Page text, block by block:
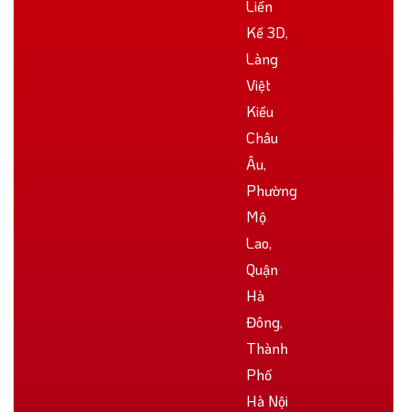
Liền
Kề 3D,
Làng
Việt
Kiều
Châu
Âu,
Phường
Mộ
Lao,
Quận
Hà
Đông,
Thành
Phố
Hà Nội